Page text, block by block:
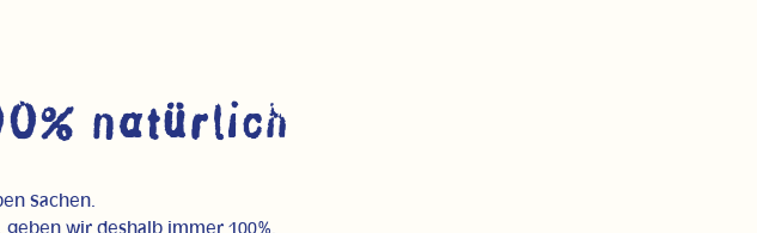
natürlich
Sachen.
wir deshalb immer 100%.